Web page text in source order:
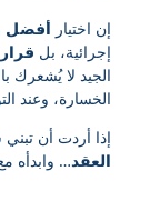
إن اختيار أفضل
إجرائية، بل
الجيد لا يُشعرك
الخسارة، وعند
إذا أردت أن
العقد… وابدأه